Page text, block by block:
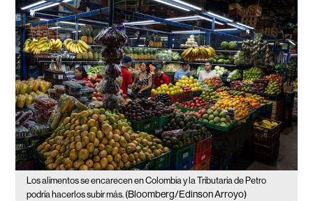
Los alimentos se encarecen en Colombia y la Tributaria de Petro
podría hacerlos subir más. (Bloomberg/Edinson Arroyo)